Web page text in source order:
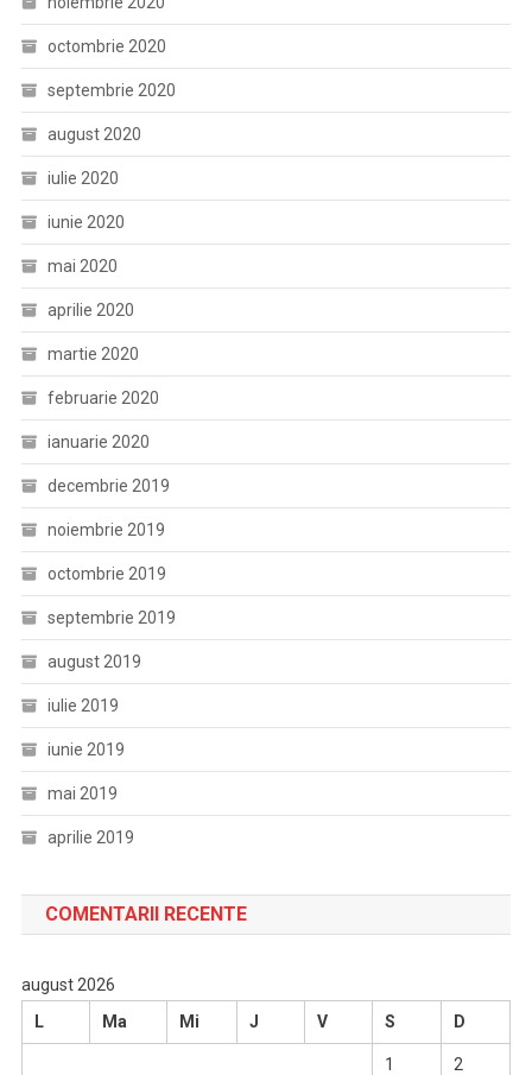
octombrie 2020
septembrie 2020
august 2020
iulie 2020
iunie 2020
mai 2020
aprilie 2020
martie 2020
februarie 2020
ianuarie 2020
decembrie 2019
noiembrie 2019
octombrie 2019
septembrie 2019
august 2019
iulie 2019
iunie 2019
mai 2019
aprilie 2019
COMENTARII RECENTE
august 2026
L
Ma Mi J V S D
1 2